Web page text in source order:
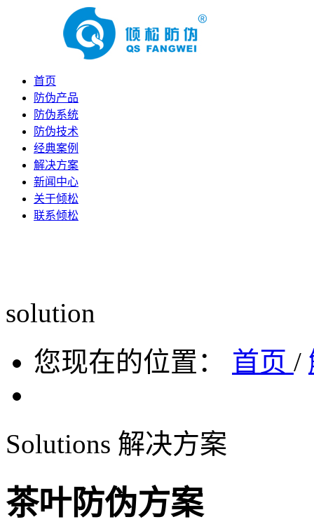
首页
防伪产品
防伪系统
防伪技术
经典案例
解决方案
新闻中心
关于倾松
联系倾松
solution
您现在的位置：
首页 /
Solutions 解决方案
茶叶防伪方案